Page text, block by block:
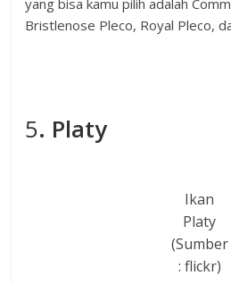
yang bisa kamu pilih adalah
Bristlenose Pleco, Royal Pleco,
5. Platy
Ikan
Platy
(Sumber
: flickr)